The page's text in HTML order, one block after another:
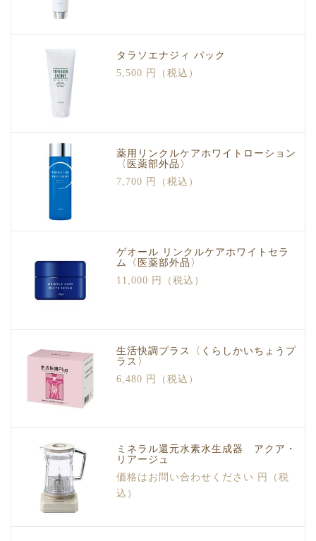
タラソエナジィ パック
5,500 円（税込）
薬用リンクルケアホワイトローション
〈医薬部外品〉
7,700 円（税込）
ゲオール リンクルケアホワイトセラ
ム〈医薬部外品〉
11,000 円（税込）
生活快調プラス〈くらしかいちょうプ
ラス〉
6,480 円（税込）
ミネラル還元水素水生成器 アクア・
リアージュ
価格はお問い合わせください 円（税
込）